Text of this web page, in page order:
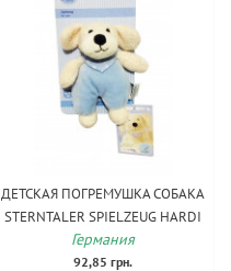
ДЕТСКАЯ ПОГРЕМУШКА СОБАКА
STERNTALER SPIELZEUG HARDI
Германия
92,85 грн.